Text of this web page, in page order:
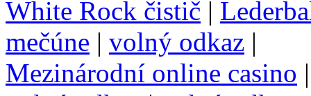
White Rock čistič |
mečúne | volný odkaz |
Mezinárodní online casino